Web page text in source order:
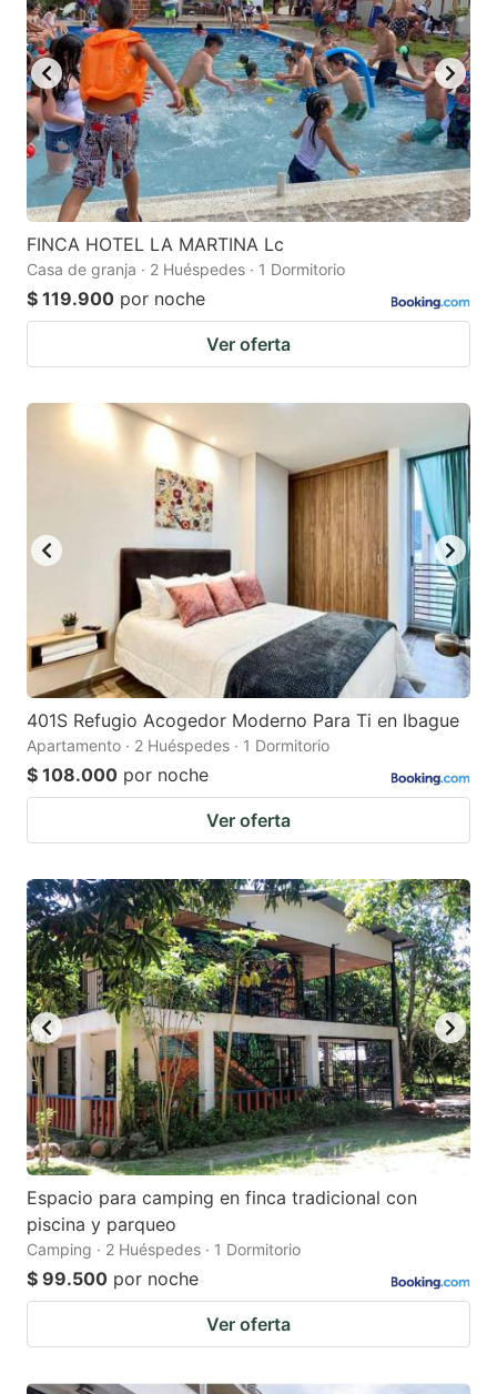
FINCA HOTEL LA MARTINA Lc
Casa de granja · 2 Huéspedes · 1 Dormitorio
$ 119.900 por noche
Ver oferta
401S Refugio Acogedor Moderno Para Ti en Ibague
Apartamento · 2 Huéspedes · 1 Dormitorio
$ 108.000 por noche
Ver oferta
Espacio para camping en finca tradicional con
piscina y parqueo
Camping · 2 Huéspedes · 1 Dormitorio
$ 99.500 por noche
Ver oferta